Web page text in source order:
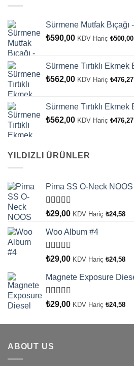
Sürmene Mutfak
₺590,00 KDV Hariç ₺500,00
Sürmene Tırtıklı Ekmek
₺562,00 KDV Hariç ₺476,27
Sürmene Tırtıklı
₺562,00 KDV Hariç ₺476,27
YILDIZLI ÜRÜNLER
Pima SS O-Neck
5 üzerinden
oy aldı
₺29,00 KDV Hariç ₺24,58
Woo Album #4
5 üzerinden
oy aldı
₺29,00 KDV Hariç ₺24,58
Magnete Exposure
5 üzerinden
oy aldı
₺29,00 KDV Hariç ₺24,58
ABOUT US